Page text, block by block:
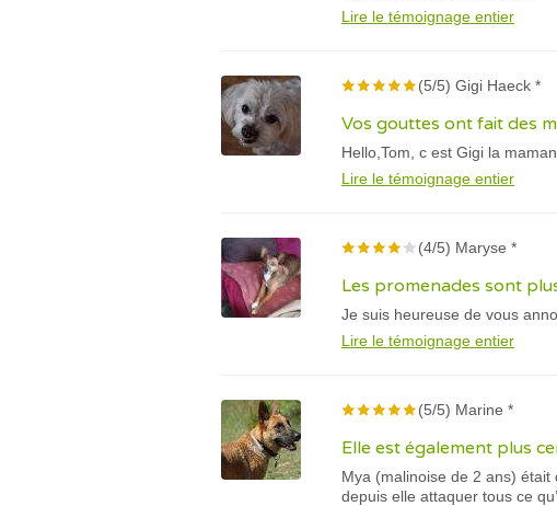
Lire le témoignage entier
(5/5) Gigi Haeck *
Vos gouttes ont fait des
Hello,Tom, c est Gigi la
Lire le témoignage entier
(4/5) Maryse *
Les promenades sont
Je suis heureuse de vous
Lire le témoignage entier
(5/5) Marine *
Elle est également plus
Mya (malinoise de 2 ans) était
depuis elle attaquer tous ce